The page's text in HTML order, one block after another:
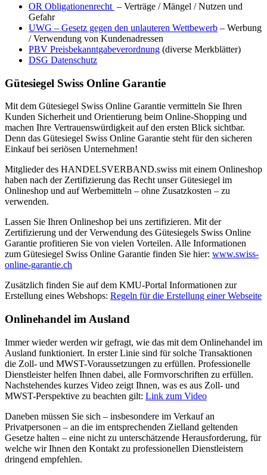
OR Obligationenrecht – Verträge / Mängel / Nutzen und
Gefahr
UWG – Gesetz gegen den unlauteren Wettbewerb – Werbung
/ Verwendung von Kundenadressen
PBV Preisbekanntgabeverordnung (diverse Merkblätter)
DSG Datenschutz
Gütesiegel Swiss Online Garantie
Mit dem Gütesiegel Swiss Online Garantie vermitteln Sie Ihren
Kunden Sicherheit und Orientierung beim Online-Shopping und
machen Ihre Vertrauens­würdig­keit auf den ersten Blick sicht­bar.
Denn das Gütesiegel Swiss Online Garantie steht für den sicheren
Einkauf bei seriösen Unternehmen!
Mitglieder des HANDELSVERBAND.swiss mit einem Onlineshop
haben nach der Zertifizierung das Recht unser Gütesiegel im
Onlineshop und auf Werbemitteln – ohne Zusatzkosten – zu
verwenden.
Lassen Sie Ihren Onlineshop bei uns zertifizieren. Mit der
Zertifizierung und der Verwendung des Gütesiegels Swiss Online
Garantie profitieren Sie von vielen Vorteilen. Alle Informationen
zum Gütesiegel Swiss Online Garantie finden Sie hier: www.swiss-
online-garantie.ch
Zusätzlich finden Sie auf dem KMU-Portal Informationen zur
Erstellung eines Webshops: Regeln für die Erstellung einer Webseite
Onlinehandel im Ausland
Immer wieder werden wir gefragt, wie das mit dem Onlinehandel im
Ausland funktioniert. In erster Linie sind für solche Transaktionen
die Zoll- und MWST-Voraussetzungen zu erfüllen. Professionelle
Dienstleister helfen Ihnen dabei, alle Formvorschriften zu erfüllen.
Nachstehendes kurzes Video zeigt Ihnen, was es aus Zoll- und
MWST-Perspektive zu beachten gilt: Link zum Video
Daneben müssen Sie sich – insbesondere im Verkauf an
Privatpersonen – an die im entsprechenden Zielland geltenden
Gesetze halten – eine nicht zu unterschätzende Herausforderung, für
welche wir Ihnen den Kontakt zu professionellen Dienstleistern
dringend empfehlen.